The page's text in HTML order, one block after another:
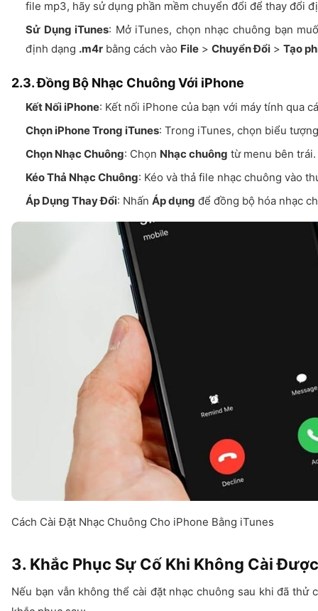
file mp3, hãy sử dụng phần mềm chuyển đổi để thay đổi
Sử Dụng iTunes: Mở iTunes, chọn nhạc chuông bạn
định dạng .m4r bằng cách vào File > Chuyển Đổi > Tạo
2.3. Đồng Bộ Nhạc Chuông Với iPhone
Kết Nối iPhone: Kết nối iPhone của bạn với máy tính qua
Chọn iPhone Trong iTunes: Trong iTunes, chọn biểu
Chọn Nhạc Chuông: Chọn Nhạc chuông từ menu bên trái.
Kéo Thả Nhạc Chuông: Kéo và thả file nhạc chuông vào
Áp Dụng Thay Đổi: Nhấn Áp dụng để đồng bộ hóa nhạc
Cách Cài Đặt Nhạc Chuông Cho iPhone Bằng iTunes
3. Khắc Phục Sự Cố Khi Không Cài
Nếu bạn vẫn không thể cài đặt nhạc chuông sau khi đã thử